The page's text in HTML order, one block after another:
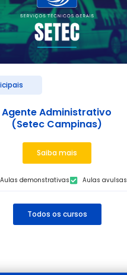
Agente Administrativo
(Setec Campinas)
Saiba mais
Aulas demonstrativas Aulas avulsas
Todos os cursos